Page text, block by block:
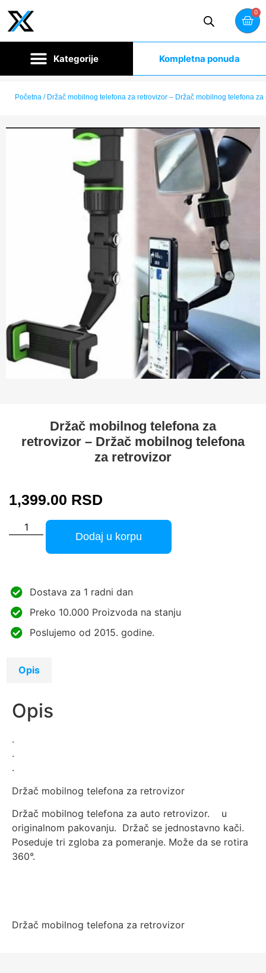
0
Kompletna ponuda
Početna / Držač mobilnog telefona za retrovizor – Držač mobilnog telefona za
Držač mobilnog telefona za
retrovizor – Držač mobilnog telefona
za retrovizor
1,399.00 RSD
Dodaj u korpu
Dostava za 1 radni dan
Preko 10.000 Proizvoda na stanju
Poslujemo od 2015. godine.
Opis
Opis
.
.
.
Držač mobilnog telefona za retrovizor
Držač mobilnog telefona za auto retrovizor.
u
originalnom pakovanju. Držač se jednostavno kači.
Poseduje tri zgloba za pomeranje. Može da se rotira
360°.
Držač mobilnog telefona za retrovizor